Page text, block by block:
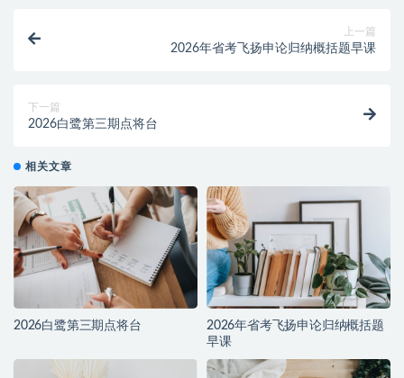
上一篇
2026年省考飞扬申论归纳概括题早课
下一篇
2026白鹭第三期点将台
相关文章
2026白鹭第三期点将台
2026年省考飞扬申论归纳概括题
早课